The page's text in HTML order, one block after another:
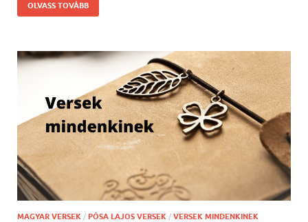
OLVASS TOVÁBB
MAGYAR VERSEK / PÓSA LAJOS VERSEK / VERSEK MINDENKINEK